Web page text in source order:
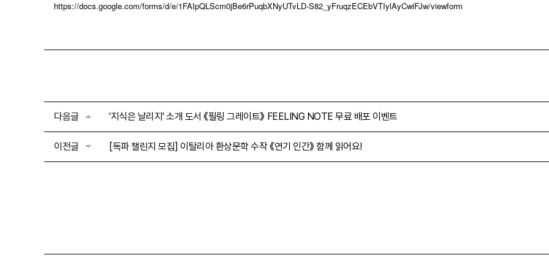
https://docs.google.com/forms/d/e/1FAIpQLScm0jBe6rPuqbXNyUTvLD-S82_yFruqzECEbVTIylAyCwiFJw/viewform
다음글 '지식은 날리지' 소개 도서 《필링 그레이트》 FEELING NOTE 무료 배포 이벤트
이전글 [독파 챌린지 모집] 이탈리아 환상문학 수작 《연기 인간》 함께 읽어요!